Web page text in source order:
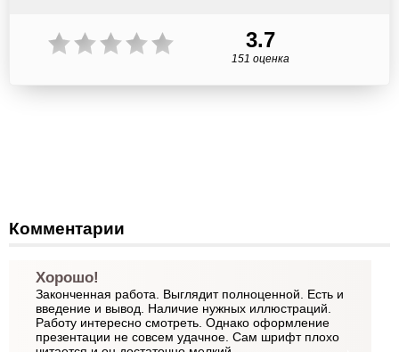
3.7
151 оценка
Комментарии
Хорошо!
Законченная работа. Выглядит полноценной. Есть и
введение и вывод. Наличие нужных иллюстраций.
Работу интересно смотреть. Однако оформление
презентации не совсем удачное. Сам шрифт плохо